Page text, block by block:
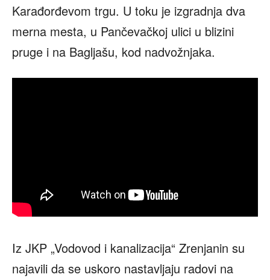
Karađorđevom trgu. U toku je izgradnja dva
merna mesta, u Pančevačkoj ulici u blizini
pruge i na Bagljašu, kod nadvožnjaka.
Iz JKP „Vodovod i kanalizacija“ Zrenjanin su
najavili da se uskoro nastavljaju radovi na